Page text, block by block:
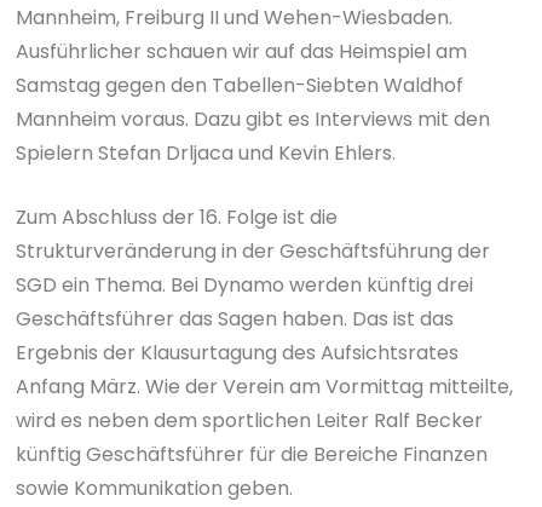
Mannheim, Freiburg II und Wehen-Wiesbaden.
Ausführlicher schauen wir auf das Heimspiel am
Samstag gegen den Tabellen-Siebten Waldhof
Mannheim voraus. Dazu gibt es Interviews mit den
Spielern Stefan Drljaca und Kevin Ehlers.
Zum Abschluss der 16. Folge ist die
Strukturveränderung in der Geschäftsführung der
SGD ein Thema. Bei Dynamo werden künftig drei
Geschäftsführer das Sagen haben. Das ist das
Ergebnis der Klausurtagung des Aufsichtsrates
Anfang März. Wie der Verein am Vormittag mitteilte,
wird es neben dem sportlichen Leiter Ralf Becker
künftig Geschäftsführer für die Bereiche Finanzen
sowie Kommunikation geben.